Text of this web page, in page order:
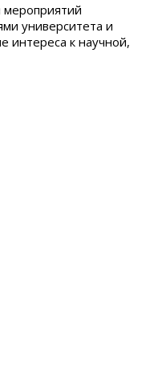
университета и
интереса к научной,